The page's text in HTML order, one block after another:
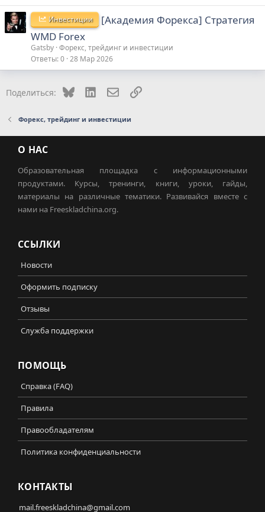
Инвестиции
[Академия Форекса] Стратегия
WMD Forex
Gatsby Форекс, трейдинг и инвестиции
Ответы 0 28 Мар 2026
Поделиться: Bluesky LinkedInЭлектронная почта
Ссылка
Форекс, трейдинг и инвестиции
О НАС
Образовательная площадка с информационными
продуктами. Курсы, тренинги, книги, уроки, гайды,
материалы на различные тематики. Развивайся вместе с
нами на Freeskladchina.org.
ССЫЛКИ
Новости
Оформить подписку
Отзывы
Служба поддержки
ПОМОЩЬ
Справка (FAQ)
Правила
Правообладателям
Политика конфиденциальности
КОНТАКТЫ
mail.freeskladchina@gmail.com